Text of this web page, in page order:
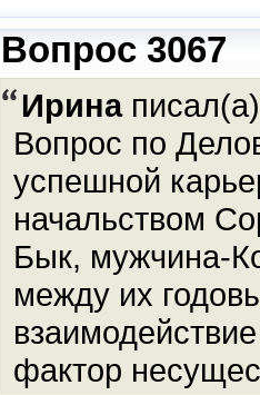
Вопрос 3067
Ирина
Вопрос по
успешной
начальством
Бык, мужчина-
между их
фактор